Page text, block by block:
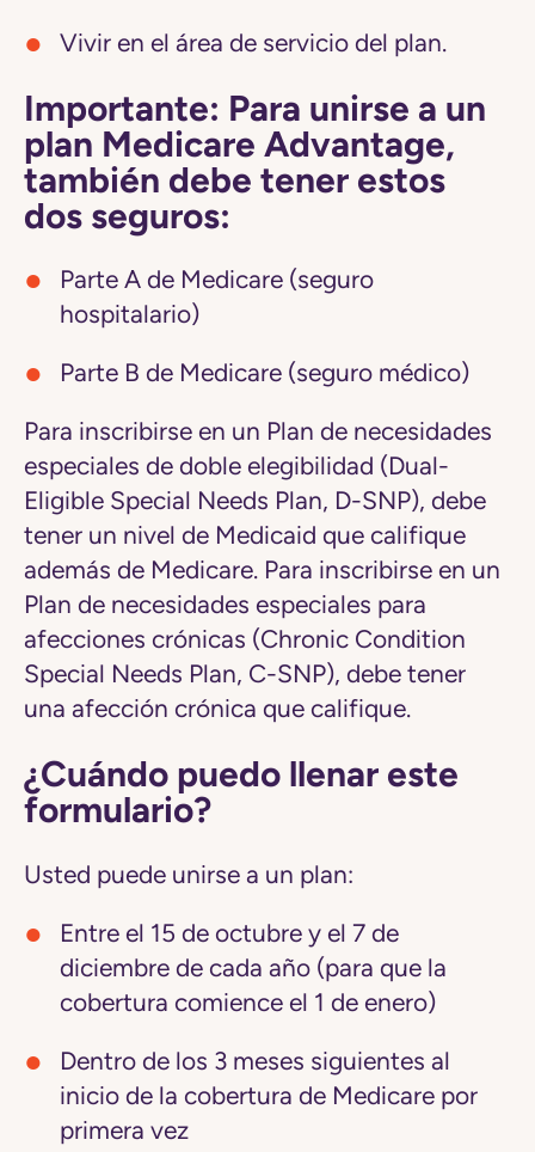
Vivir en el área de servicio del plan.
Importante: Para unirse a un
plan Medicare Advantage,
también debe tener estos
dos seguros:
Parte A de Medicare (seguro
hospitalario)
Parte B de Medicare (seguro médico)
Para inscribirse en un Plan de necesidades
especiales de doble elegibilidad (Dual-
Eligible Special Needs Plan, D-SNP), debe
tener un nivel de Medicaid que califique
además de Medicare. Para inscribirse en un
Plan de necesidades especiales para
afecciones crónicas (Chronic Condition
Special Needs Plan, C-SNP), debe tener
una afección crónica que califique.
¿Cuándo puedo llenar este
formulario?
Usted puede unirse a un plan:
Entre el 15 de octubre y el 7 de
diciembre de cada año (para que la
cobertura comience el 1 de enero)
Dentro de los 3 meses siguientes al
inicio de la cobertura de Medicare por
primera vez